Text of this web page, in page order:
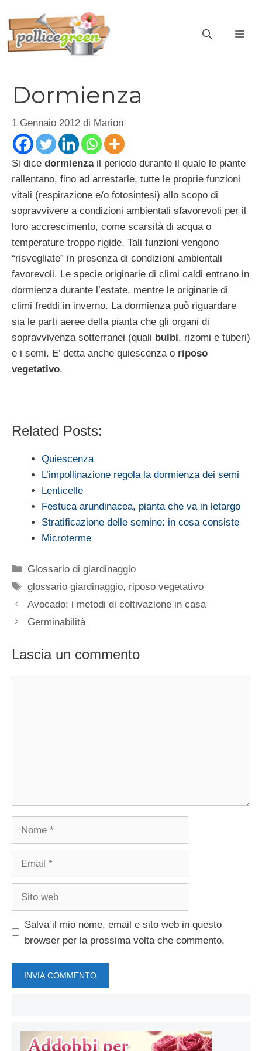
contenuto
Dormienza
1 Gennaio 2012 di Marion
Si dice dormienzail periodo durante il quale le piante
rallentano, fino ad arrestarle, tutte le proprie funzioni
vitali (respirazione e/o fotosintesi) allo scopo di
sopravvivere a condizioni ambientali sfavorevoli per il
loro accrescimento, come scarsità di acqua o
temperature troppo rigide. Tali funzioni vengono
“risvegliate” in presenza di condizioni ambientali
favorevoli. Le specie originarie di climi caldi entrano in
dormienza durante l’estate, mentre le originarie di
climi freddi in inverno. La dormienza può riguardare
sia le parti aeree della pianta che gli organi di
sopravvivenza sotterranei (quali bulbi, rizomi e tuberi)
e i semi. E’ detta anche quiescenza o riposo
vegetativo.
Related Posts:
Quiescenza
L’impollinazione regola la dormienza dei semi
Lenticelle
Festuca arundinacea, pianta che va in letargo
Stratificazione delle semine: in cosa consiste
Microterme
Categorie
Glossario di giardinaggio
Tag
glossario giardinaggio, riposo vegetativo
Avocado: i metodi di coltivazione in casa
Germinabilità
Lascia un commento
Salva il mio nome, email e sito web in questo
browser per la prossima volta che commento.